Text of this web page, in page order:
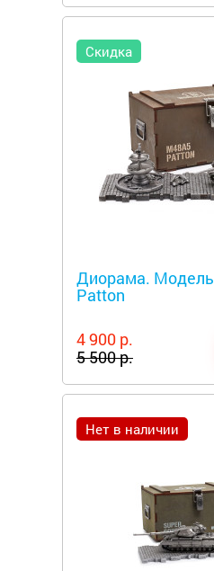
Скидка
Диорама. Модель
Patton
4 900 р.
5 500 р.
Нет в наличии